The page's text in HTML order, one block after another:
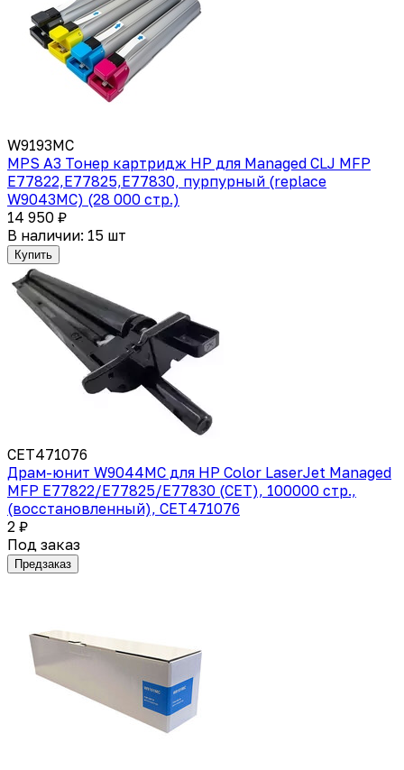
W9193MC
MPS A3 Тонер картридж HP для Managed CLJ MFP
E77822,E77825,E77830, пурпурный (replace
W9043MC) (28 000 стр.)
14 950 ₽
В наличии: 15 шт
Купить
CET471076
Драм-юнит W9044MC для HP Color LaserJet Managed
MFP E77822/E77825/E77830 (CET), 100000 стр.,
(восстановленный), CET471076
2 ₽
Под заказ
Предзаказ